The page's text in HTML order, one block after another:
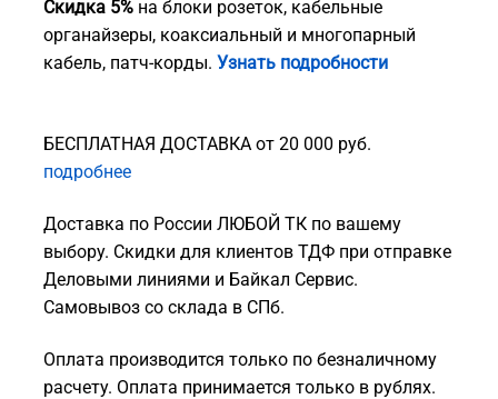
Скидка 5% на блоки розеток, кабельные
органайзеры, коаксиальный и многопарный
кабель, патч-корды. Узнать подробности
БЕСПЛАТНАЯ ДОСТАВКА от 20 000 руб.
подробнее
Доставка по России ЛЮБОЙ ТК по вашему
выбору. Скидки для клиентов ТДФ при отправке
Деловыми линиями и Байкал Сервис.
Самовывоз со склада в СПб.
Оплата производится только по безналичному
расчету. Оплата принимается только в рублях.